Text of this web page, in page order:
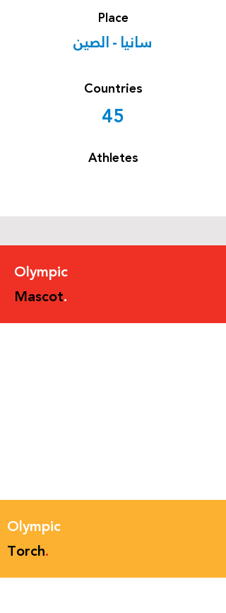
Place
سانيا - الصين
Countries
45
Athletes
Olympic
Mascot.
Olympic
Torch.